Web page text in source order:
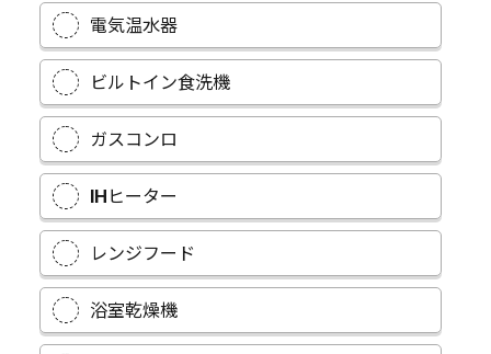
電気温水器
ビルトイン食洗機
ガスコンロ
IHヒーター
レンジフード
浴室乾燥機